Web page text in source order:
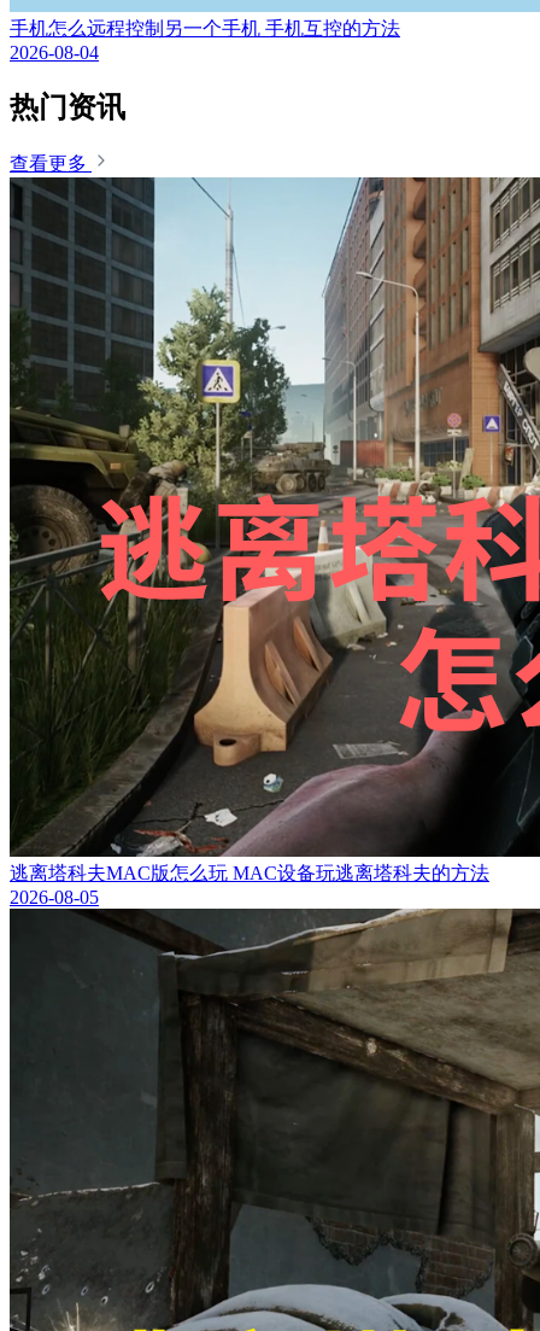
手机怎么远程控制另一个手机 手机互控的方法
2026-08-04
热门资讯
查看更多
逃离塔科夫MAC版怎么玩 MAC设备玩逃离塔科夫的方法
2026-08-05